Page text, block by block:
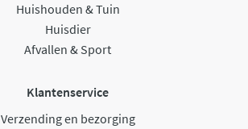
Huishouden & Tuin
Huisdier
Afvallen & Sport
Klantenservice
Verzending en bezorging